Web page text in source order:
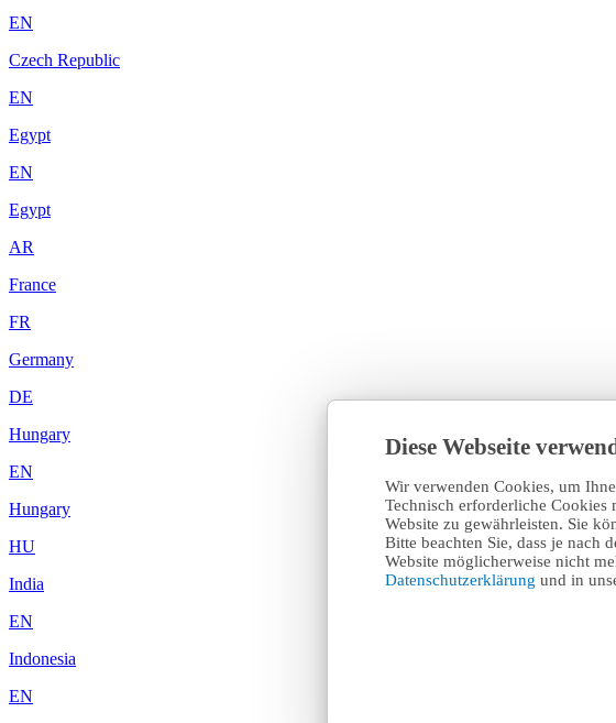
Diese Webseite
Wir verwenden Cookies, um
Technisch erforderliche Cookies
Website zu gewährleisten. Sie
Bitte beachten Sie, dass je nach
Website möglicherweise nicht
Datenschutzerklärung und in
EN
Czech Republic
EN
Egypt
EN
Egypt
AR
France
FR
Germany
DE
Hungary
EN
Hungary
HU
India
EN
Indonesia
EN